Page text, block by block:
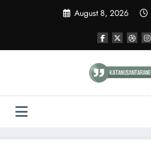
August 8, 2026